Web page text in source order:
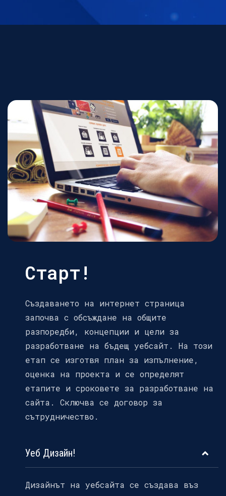
Старт!
Създаването на интернет страница
започва с обсъждане на общите
разпоредби, концепции и цели за
разработване на бъдещ уебсайт. На този
етап се изготвя план за изпълнение,
оценка на проекта и се определят
етапите и сроковете за разработване на
сайта. Сключва се договор за
сътрудничество.
Уеб Дизайн!
Дизайнът на уебсайта се създава въз